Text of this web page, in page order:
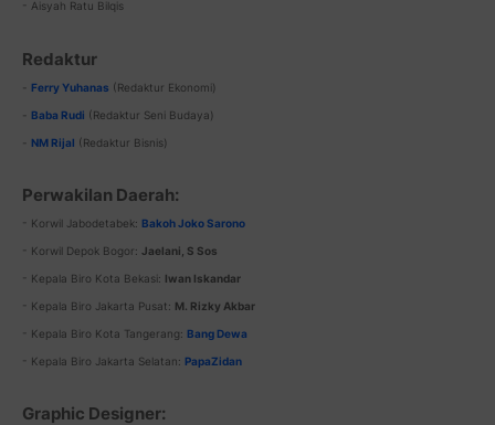
- Aisyah Ratu Bilqis
Redaktur
Ferry Yuhanas (Redaktur Ekonomi)
Baba Rudi (Redaktur Seni Budaya)
NM Rijal (Redaktur Bisnis)
Perwakilan Daerah:
- Korwil Jabodetabek: Bakoh Joko Sarono
- Korwil Depok Bogor: Jaelani, S Sos
- Kepala Biro Kota Bekasi: Iwan Iskandar
- Kepala Biro Jakarta Pusat: M. Rizky Akbar
- Kepala Biro Kota Tangerang: Bang Dewa
- Kepala Biro Jakarta Selatan: PapaZidan
Graphic Designer: